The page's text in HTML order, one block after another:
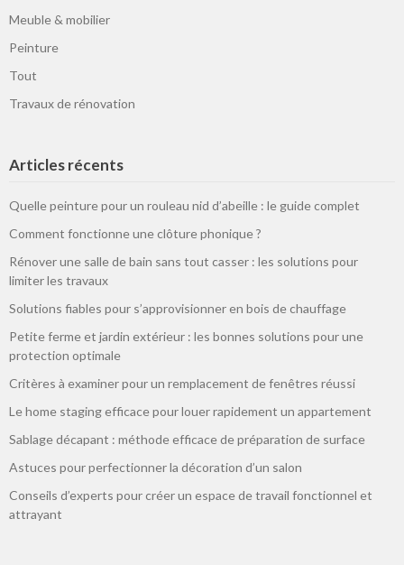
Meuble & mobilier
Peinture
Tout
Travaux de rénovation
Articles récents
Quelle peinture pour un rouleau nid d’abeille : le guide complet
Comment fonctionne une clôture phonique ?
Rénover une salle de bain sans tout casser : les solutions pour
limiter les travaux
Solutions fiables pour s’approvisionner en bois de chauffage
Petite ferme et jardin extérieur : les bonnes solutions pour une
protection optimale
Critères à examiner pour un remplacement de fenêtres réussi
Le home staging efficace pour louer rapidement un appartement
Sablage décapant : méthode efficace de préparation de surface
Astuces pour perfectionner la décoration d’un salon
Conseils d’experts pour créer un espace de travail fonctionnel et
attrayant